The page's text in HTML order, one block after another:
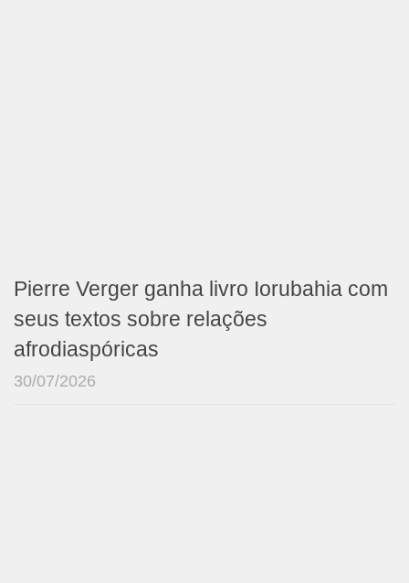
Pierre Verger ganha livro Iorubahia com
seus textos sobre relações
afrodiaspóricas
30/07/2026